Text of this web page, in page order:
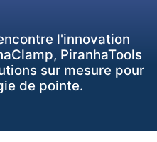
l'innovation
PiranhaTools
sur mesure pour
de pointe.